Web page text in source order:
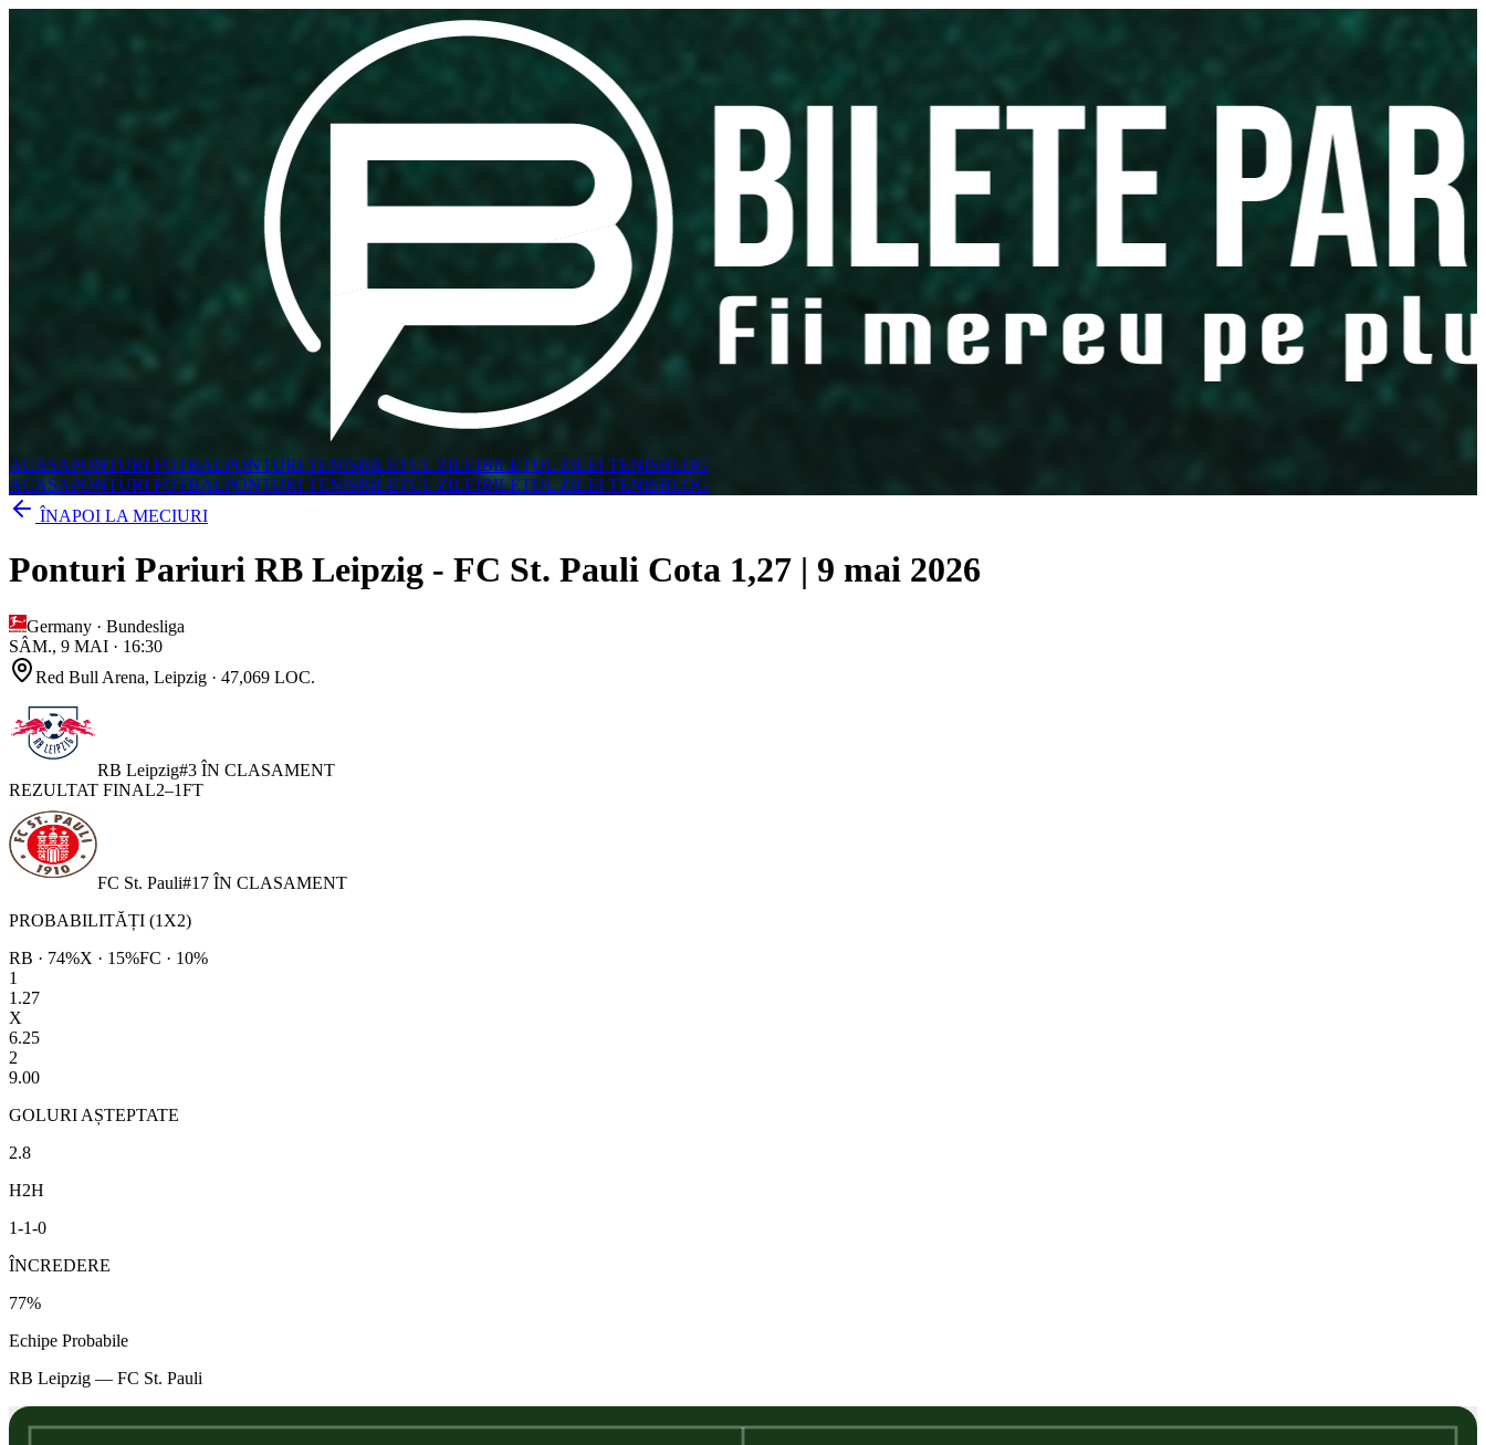
ACASAPONTURI FOTBALPONTURI TENISBILETUL ZILEIBILETUL ZILEI TENISBLOG
ACASAPONTURI FOTBALPONTURI TENISBILETUL ZILEIBILETUL ZILEI TENISBLOG
ÎNAPOI LA MECIURI
Ponturi Pariuri RB Leipzig - FC St. Pauli Cota 1,27 | 9 mai 2026
Germany · Bundesliga
SÂM., 9 MAI · 16:30
Red Bull Arena, Leipzig · 47,069 LOC.
RB Leipzig#3 ÎN CLASAMENT
REZULTAT FINAL2–1FT
FC St. Pauli#17 ÎN CLASAMENT
PROBABILITĂȚI (1X2)
RB · 74%X · 15%FC · 10%
1
1.27
X
6.25
2
9.00
GOLURI AȘTEPTATE
2.8
H2H
1-1-0
ÎNCREDERE
77%
Echipe Probabile
RB Leipzig — FC St. Pauli